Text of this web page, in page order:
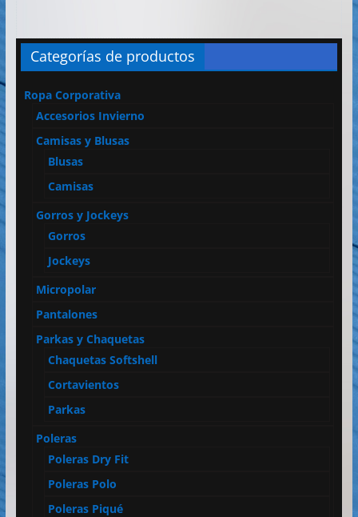
Categorías de productos
Ropa Corporativa
Accesorios Invierno
Camisas y Blusas
Blusas
Camisas
Gorros y Jockeys
Gorros
Jockeys
Micropolar
Pantalones
Parkas y Chaquetas
Chaquetas Softshell
Cortavientos
Parkas
Poleras
Poleras Dry Fit
Poleras Polo
Poleras Piqué